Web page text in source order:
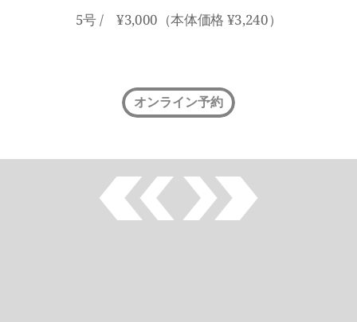
5号 /　¥3,000（本体価格 ¥3,240）
オンライン予約